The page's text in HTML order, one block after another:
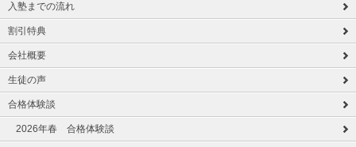
入塾までの流れ
割引特典
会社概要
生徒の声
合格体験談
2026年春 合格体験談